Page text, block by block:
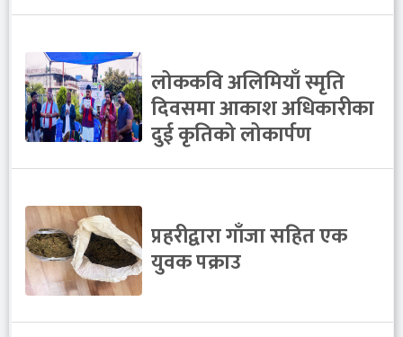
लोककवि अलिमियाँ स्मृति
दिवसमा आकाश अधिकारीका
दुई कृतिको लोकार्पण
प्रहरीद्वारा गाँजा सहित एक
युवक पक्राउ